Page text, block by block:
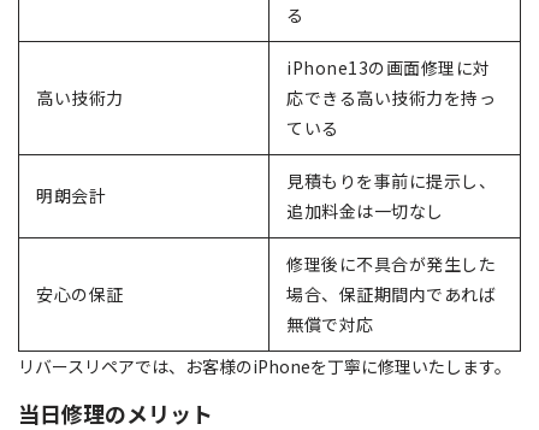
る
高い技術力
iPhone13の画面修理に対
応できる高い技術力を持っ
ている
明朗会計
見積もりを事前に提示し、
追加料金は一切なし
安心の保証
修理後に不具合が発生した
場合、保証期間内であれば
無償で対応
リバースリペアでは、お客様のiPhoneを丁寧に修理いたします。
当日修理のメリット